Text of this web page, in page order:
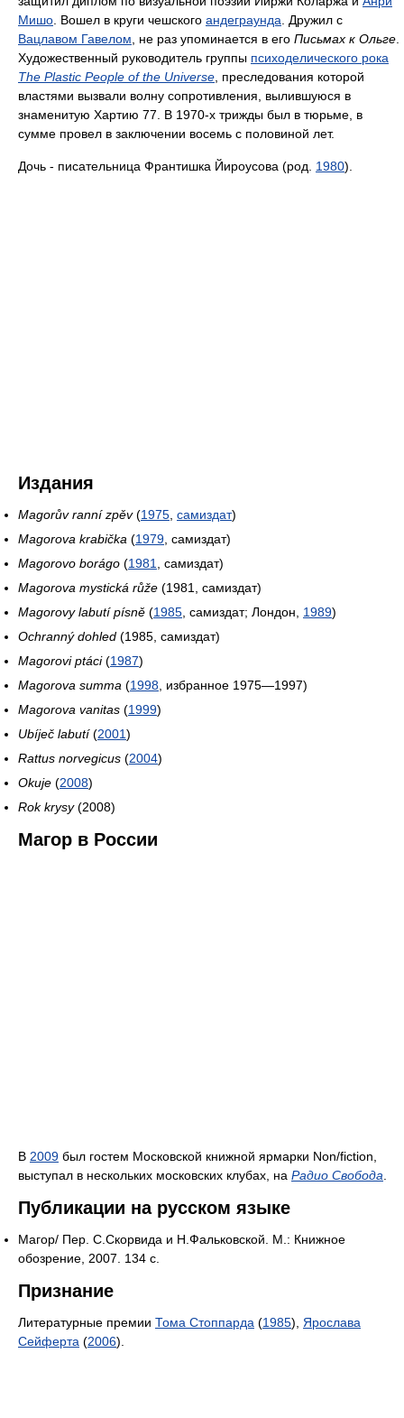
Мишо . Вошел в круги чешского андеграунда . Дружил с
Вацлавом Гавелом , не раз упоминается в его Письмах к Ольге
Художественный руководитель группы психоделического рока
The Plastic People of the Universe , преследования которой
властями вызвали волну сопротивления, вылившуюся в
знаменитую Хартию 77. В 1970-х трижды был в тюрьме, в
сумме провел в заключении восемь с половиной лет.
Дочь - писательница Франтишка Йироусова (род. 1980).
Издания
Magorův ranní zpěv(1975 самиздат)
Magorova krabička (1979 , самиздат)
Magorovo borágo (1981
, самиздат)
Magorova mystická růže (1981, самиздат)
Magorovy labutí písně (1985 , самиздат; Лондон, 1989)
Ochranný dohled (1985, самиздат)
Magorovi ptáci(1987)
Magorova summa (1998 , избранное 1975—1997)
Magorova vanitas (1999)
Ubíječ labutí(2001)
Rattus norvegicus (2004)
Okuje (2008)
Rok krysy(2008)
Магор в России
В 2009 был гостем Московской книжной ярмарки Non/fiction,
выступал в нескольких московских клубах, на Радио Свобода
Публикации на русском языке
Магор/ Пер. С.Скорвида и Н.Фальковской. М.: Книжное
обозрение, 2007. 134 с.
Признание
Литературные премии Тома Стоппарда (1985), Ярослава
Сейферта (2006).